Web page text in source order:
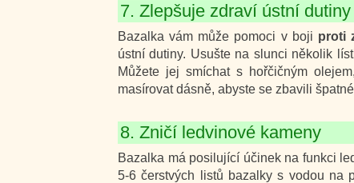
7. Zlepšuje zdraví ústní dutiny
Bazalka vám může pomoci v boji proti
ústní dutiny. Usušte na slunci několik
Můžete jej smíchat s hořčičným
masírovat dásně, abyste se zbavili
8. Zničí ledvinové kameny
Bazalka má posilující účinek na funkci
5-6 čerstvých listů bazalky s vodou na